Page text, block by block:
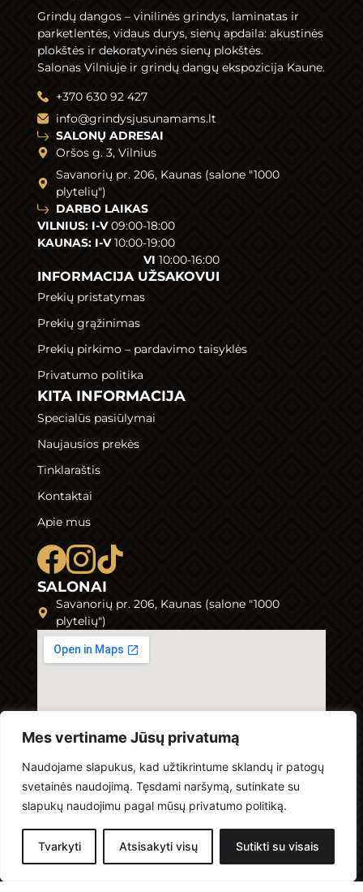
Mes vertiname Jūsų privatumą
Naudojame slapukus, kad užtikrintume sklandų ir patogų
svetainės naudojimą. Tęsdami naršymą, sutinkate su
slapukų naudojimu pagal mūsų privatumo politiką.
Tvarkyti Atsisakyti visų Sutikti su visais
Grindų dangos – vinilinės grindys, laminatas ir
parketlentės, vidaus durys, sienų apdaila: akustinės
plokštės ir dekoratyvinės sienų plokštės.
Salonas Vilniuje ir grindų dangų ekspozicija Kaune.
+370 630 92 427
info@grindysjusunamams.lt
SALONŲ ADRESAI
Oršos g. 3, Vilnius
Savanorių pr. 206, Kaunas (salone "1000
plytelių")
DARBO LAIKAS
VILNIUS: I-V09:00-18:00
KAUNAS: I-V10:00-19:00
VI 10:00-16:00
INFORMACIJA UŽSAKOVUI
Prekių pristatymas
Prekių grąžinimas
Prekių pirkimo – pardavimo taisyklės
Privatumo politika
KITA INFORMACIJA
Specialūs pasiūlymai
Naujausios prekės
Tinklaraštis
Kontaktai
Apie mus
SALONAI
Savanorių pr. 206, Kaunas (salone "1000
plytelių")